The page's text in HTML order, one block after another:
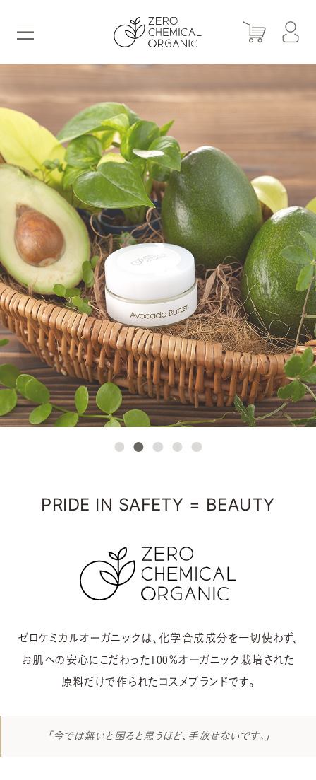
PRIDE IN SAFETY = BEAUTY
ゼロケミカルオーガニックは、化学合成成分を一切使わず、
お肌への安心にこだわった100％オーガニック栽培された
原料だけで作られたコスメブランドです。
「今では無いと困ると思うほど、手放せないです。」